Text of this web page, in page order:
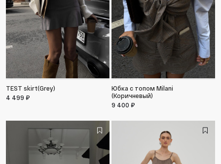
TEST skirt(Grey)
4 499 ₽
Юбка с топом Milani
(Коричневый)
9 400 ₽